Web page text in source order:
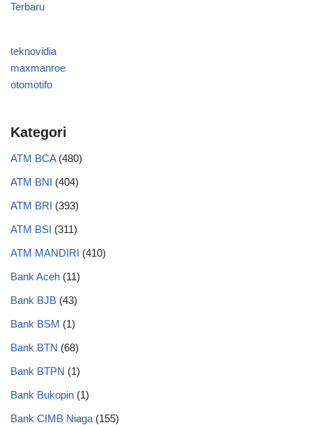
Terbaru
teknovidia
maxmanroe
otomotifo
Kategori
ATM BCA(480)
ATM BNI (404)
ATM BRI (393)
ATM BSI (311)
ATM MANDIRI (410)
Bank Aceh (11)
Bank BJB (43)
Bank BSM (1)
Bank BTN (68)
Bank BTPN (1)
Bank Bukopin (1)
Bank CIMB Niaga (155)